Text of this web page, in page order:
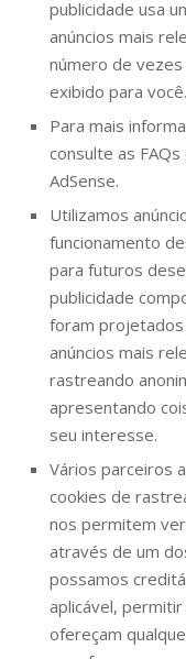
publicidade usa
anúncios mais
número de
exibido para você.
Para mais
consulte as
AdSense.
Utilizamos
funcionamento
para futuros
publicidade
foram
anúncios mais
rastreando
apresentando
seu interesse.
Vários parceiros
cookies de
nos permitem
através de um
possamos
aplicável,
ofereçam